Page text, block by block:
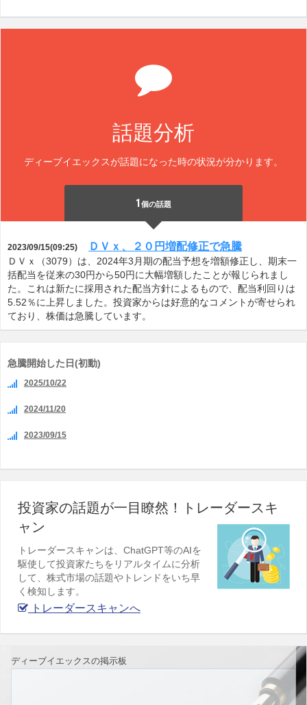
話題分析
ディーブイエックスが話題になった時の状況が分かります。
1 個の話題
2023/09/15(09:25) ＤＶｘ、２０円増配修正で急騰
ＤＶｘ（3079）は、2024年3月期の配当予想を増額修正し、期末一
括配当を従来の30円から50円に大幅増額したことが報じられまし
た。これは新たに採用された配当方針によるもので、配当利回りは
5.52％に上昇しました。投資家からは好意的なコメントが寄せられ
ており、株価は急騰しています。
急騰開始した日(初動)
2025/10/22
2024/11/20
2023/09/15
投資家の話題が一目瞭然！トレーダースキ
ャン
トレーダースキャンは、ChatGPT等のAIを
駆使して投資家たちをリアルタイムに分析
して、株式市場の話題やトレンドをいち早
く検知します。
トレーダースキャンへ
ディーブイエックスの掲示板